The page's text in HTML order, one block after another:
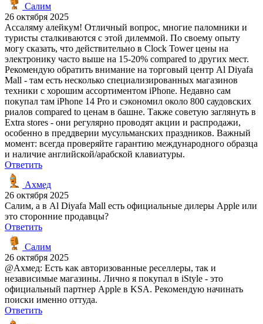
Салим
26 октября 2025
Ассаляму алейкум! Отличный вопрос, многие паломники и
туристы сталкиваются с этой дилеммой. По своему опыту
могу сказать, что действительно в Clock Tower цены на
электронику часто выше на 15-20% compared to других мест.
Рекомендую обратить внимание на торговый центр Al Diyafa
Mall - там есть несколько специализированных магазинов
техники с хорошим ассортиментом iPhone. Недавно сам
покупал там iPhone 14 Pro и сэкономил около 800 саудовских
риалов compared to ценам в башне. Также советую заглянуть в
Extra stores - они регулярно проводят акции и распродажи,
особенно в преддверии мусульманских праздников. Важный
момент: всегда проверяйте гарантию международного образца
и наличие английской/арабской клавиатуры.
Ответить
Ахмед
26 октября 2025
Салим, а в Al Diyafa Mall есть официальные дилеры Apple или
это сторонние продавцы?
Ответить
Салим
26 октября 2025
@Ахмед: Есть как авторизованные реселлеры, так и
независимые магазины. Лично я покупал в iStyle - это
официальный партнер Apple в KSA. Рекомендую начинать
поиски именно оттуда.
Ответить